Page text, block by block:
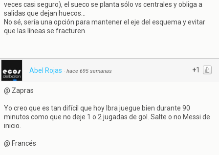
veces casi seguro), el sueco se planta sólo vs centrales y obliga a
salidas que dejan huecos...
No sé, sería una opción para mantener el eje del esquema y evitar
que las líneas se fracturen.
+1
Abel Rojas · hace 695 semanas
@ Zapras
Yo creo que es tan difícil que hoy Ibra juegue bien durante 90
minutos como que no deje 1 o 2 jugadas de gol. Salte o no Messi de
inicio.
@ Francés